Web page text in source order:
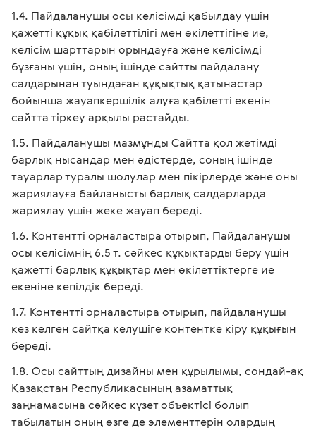
Пайдаланушы осы келісімді қабылдау үшін
қажетті құқық қабілеттілігі мен өкілеттігіне ие,
келісім шарттарын орындауға және келісімді
бұзғаны үшін, оның ішінде сайтты пайдалану
салдарынан туындаған құқықтық қатынастар
бойынша жауапкершілік алуға қабілетті екенін
сайтта тіркеу арқылы растайды.
Пайдаланушы мазмұнды Сайтта қол жетімді
барлық нысандар мен әдістерде, соның ішінде
тауарлар туралы шолулар мен пікірлерде және оны
жариялауға байланысты барлық салдарларда
жариялау үшін жеке жауап береді.
Контентті орналастыра отырып, Пайдаланушы
осы келісімнің 6.5 т. сәйкес құқықтарды беру үшін
қажетті барлық құқықтар мен өкілеттіктерге ие
екеніне кепілдік береді.
Контентті орналастыра отырып, пайдаланушы
кез келген сайтқа келушіге контентке кіру құқығын
береді.
Осы сайттың дизайны мен құрылымы, сондай-ақ
Қазақстан Республикасының азаматтық
заңнамасына сәйкес күзет объектісі болып
табылатын оның өзге де элементтерін олардың